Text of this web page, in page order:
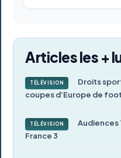
Articles les +
TÉLÉVISION
Droits
coupes d’Europe de
TÉLÉVISION
Audiences
France 3